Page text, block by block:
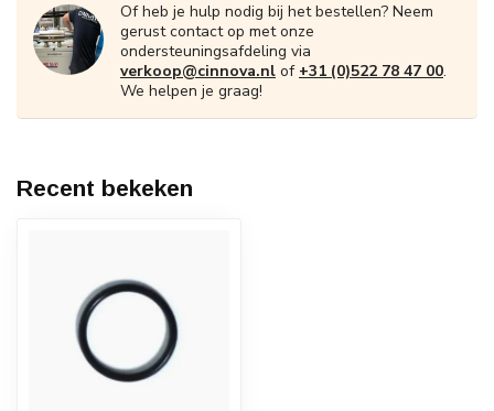
Of heb je hulp nodig bij het bestellen? Neem
gerust contact op met onze
ondersteuningsafdeling via
verkoop@cinnova.nl of +31 (0)522 78 47 00.
We helpen je graag!
Recent bekeken